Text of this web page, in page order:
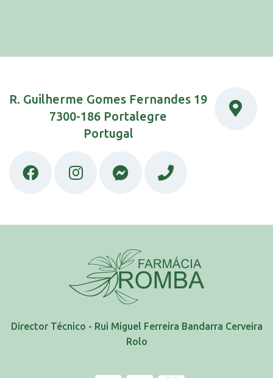
R. Guilherme Gomes Fernandes 19
7300-186 Portalegre
Portugal
Director Técnico - Rui Miguel Ferreira Bandarra Cerveira
Rolo